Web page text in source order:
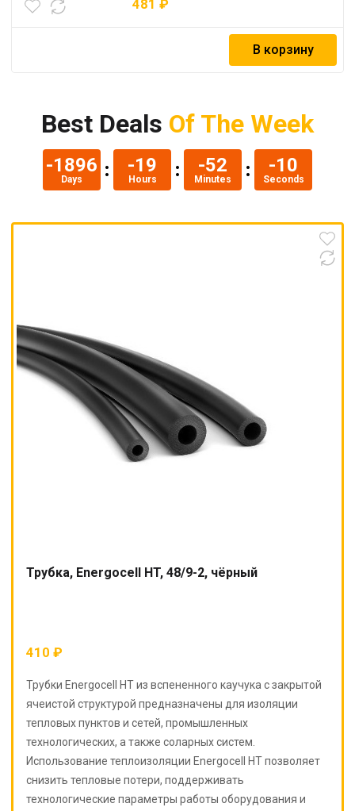
481 ₽
В корзину
Best Deals Of The Week
-1888
Days
-11
Hours
-52
Minutes
-11
Seconds
Трубка, Energocell HT, 48/9-2, чёрный
410 ₽
Трубки Energocell HT из вспененного каучука с закрытой
ячеистой структурой предназначены для изоляции
тепловых пунктов и сетей, промышленных
технологических, а также соларных систем.
Использование теплоизоляции Energocell HT позволяет
снизить тепловые потери, поддерживать
технологические параметры работы оборудования и